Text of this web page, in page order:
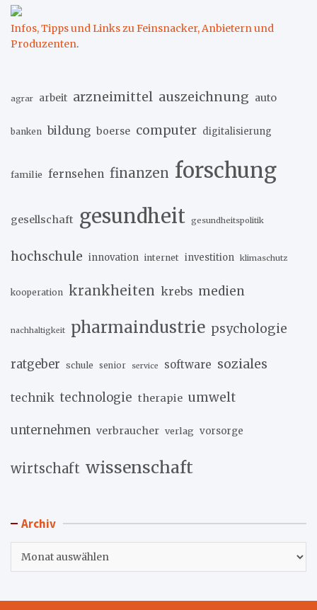
Infos, Tipps und Links zu Feinsnacker, Anbietern und
Produzenten.
agrar arbeit arzneimittel auszeichnung auto
banken bildung boerse computer digitalisierung
familie fernsehen finanzen forschung
gesellschaft gesundheit gesundheitspolitik
hochschule innovation internet investition klimaschutz
kooperation krankheiten krebs medien
nachhaltigkeit pharmaindustrie psychologie
ratgeber schule senior service software soziales
technik technologie therapie umwelt
unternehmen verbraucher verlag vorsorge
wirtschaft wissenschaft
Archiv